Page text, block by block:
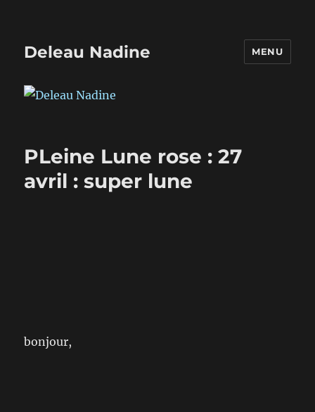
Deleau Nadine MENU
PLeine Lune rose : 27
avril : super lune
bonjour,